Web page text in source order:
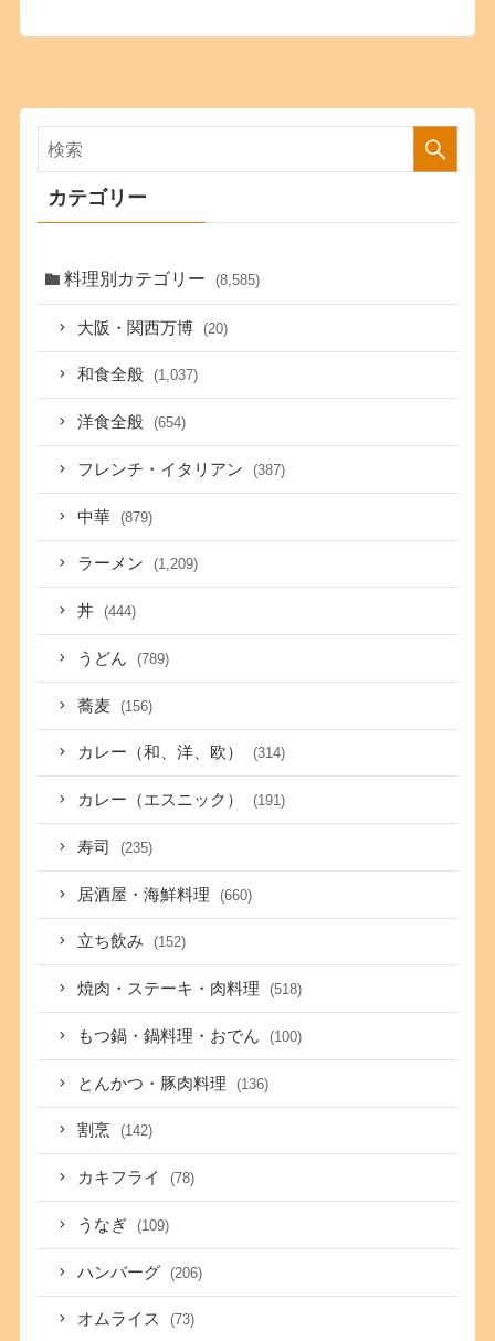
カテゴリー
料理別カテゴリー (8,585)
大阪・関西万博 (20)
和食全般 (1,037)
洋食全般 (654)
フレンチ・イタリアン (387)
中華 (879)
ラーメン (1,209)
丼 (444)
うどん (789)
蕎麦 (156)
カレー（和、洋、欧） (314)
カレー（エスニック） (191)
寿司 (235)
居酒屋・海鮮料理 (660)
立ち飲み (152)
焼肉・ステーキ・肉料理 (518)
もつ鍋・鍋料理・おでん (100)
とんかつ・豚肉料理 (136)
割烹 (142)
カキフライ (78)
うなぎ (109)
ハンバーグ (206)
オムライス (73)